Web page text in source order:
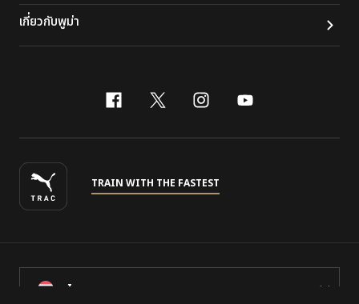
เกี่ยวกับพูม่า
facebook
x-twitter
instagram
youtube
TRAIN WITH THE FASTEST
ไทย